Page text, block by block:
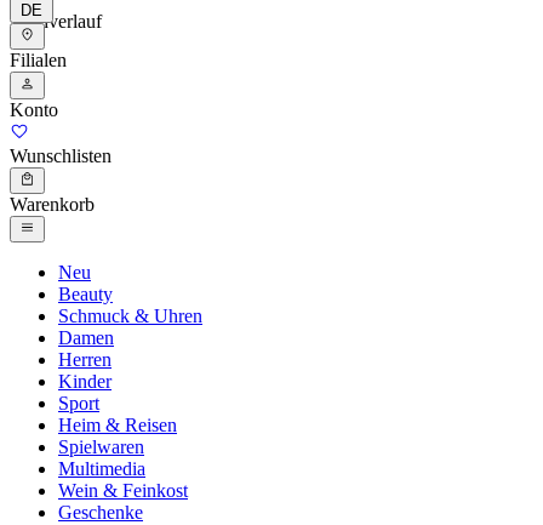
Suchverlauf
DE
Filialen
Konto
Wunschlisten
Warenkorb
Neu
Beauty
Schmuck & Uhren
Damen
Herren
Kinder
Sport
Heim & Reisen
Spielwaren
Multimedia
Wein & Feinkost
Geschenke